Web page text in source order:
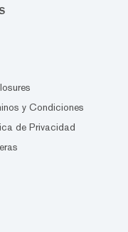
y Condiciones
de Privacidad